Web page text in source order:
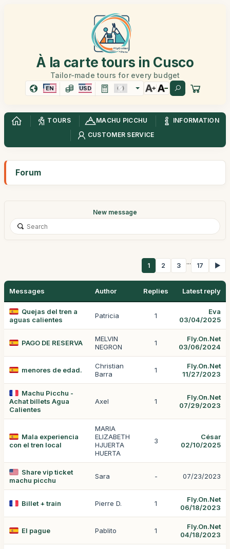
À la carte tours in Cusco
Tailor-made tours for every budget
EN USD
TOURS MACHU PICCHU
INFORMATION
CUSTOMER SERVICE
Forum
New message
1 2 3 ... 17 ▶
Messages Author Replies Latest reply
Quejas del tren a
aguas calientes
Patricia 1
Eva
03/04/2025
PAGO DE RESERVA
MELVIN
NEGRON
1
Fly.On.Net
03/06/2024
menores de edad.
Christian
Barra
1
Fly.On.Net
11/27/2023
Machu Picchu -
Achat billets Agua
Calientes
Axel 1
Fly.On.Net
07/29/2023
Mala experiencia
con el tren local
MARIA
ELIZABETH
HJUERTA
HUERTA
3
César
02/10/2025
Share vip ticket
machu picchu
Sara - 07/23/2023
Billet + train Pierre D. 1
Fly.On.Net
06/18/2023
El pague Pablito 1
Fly.On.Net
04/18/2023